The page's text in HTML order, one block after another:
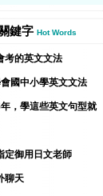
鍵字 Hot Words
考的英文文法
國中小學英文文法
，學這些英文句型就
定御用日文老師
聊天